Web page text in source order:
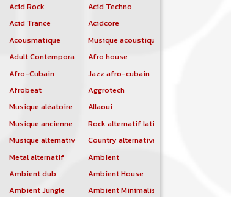
Acid Rock
Acid Techno
Acid Trance
Acidcore
Acousmatique
Musique acoustique
Adult Contemporary
Afro house
Afro-Cubain
Jazz afro-cubain
Afrobeat
Aggrotech
Musique aléatoire
Allaoui
Musique ancienne
Rock alternatif latino
Musique alternative
Country alternative
Metal alternatif
Ambient
Ambient dub
Ambient House
Ambient Jungle
Ambient Minimalist